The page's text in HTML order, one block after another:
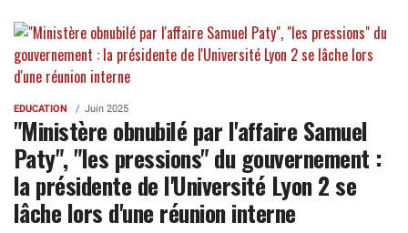
EDUCATION Juin 2025
"Ministère obnubilé par l'affaire Samuel
Paty", "les pressions" du gouvernement :
la présidente de l'Université Lyon 2 se
lâche lors d'une réunion interne